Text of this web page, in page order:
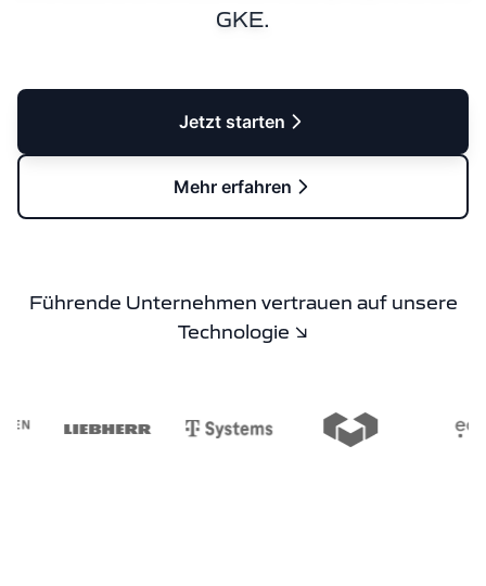
GKE.
Jetzt starten
Mehr erfahren
Führende Unternehmen vertrauen auf unsere
Technologie ↘